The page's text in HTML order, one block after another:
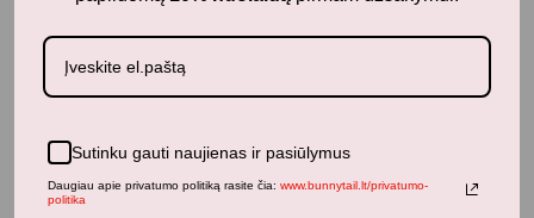
Jums taip pat gali patikti...
Panašūs produktai
Sutinku gauti naujienas ir pasiūlymus
Daugiau apie privatumo politiką rasite čia: www.bunnytail.lt/privatumo-
politika